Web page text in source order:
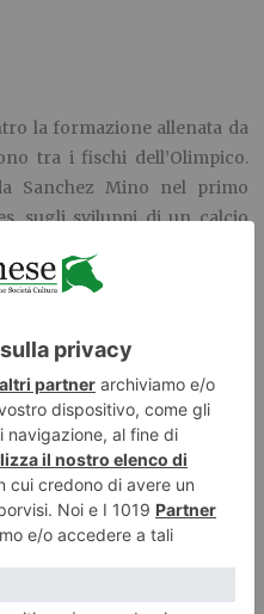
la formazione allenata da
tra i fischi dell’Olimpico.
Sanchez Mino nel primo
sugli sviluppi di un calcio
la partita, sul goal non ha
la sua, decisivo il suo
bene il gioco;